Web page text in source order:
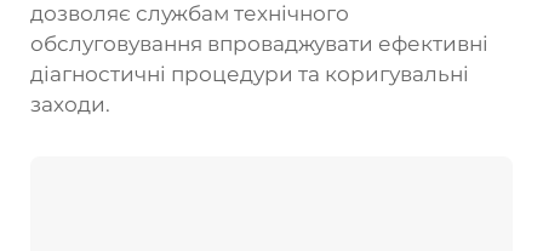
дозволяє службам технічного
обслуговування впроваджувати ефективні
діагностичні процедури та коригувальні
заходи.